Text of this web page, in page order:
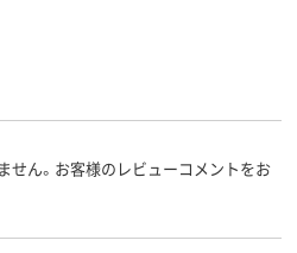
せん。お客様のレビューコメントをお